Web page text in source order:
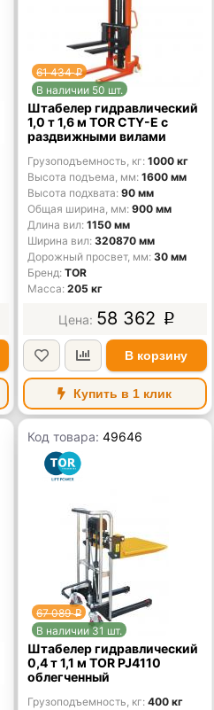
61 434p
В наличии 50 шт.
Штабелер гидравлический
1,0 т 1,6 м TOR CTY-E с
раздвижными вилами
Грузоподъемность, кг 1000 кг
Высота подъема, мм 1600 мм
Высота подхвата 90 мм
Общая ширина, мм 900 мм
Длина вил 1150 мм
Ширина вил 320870 мм
Дорожный просвет, мм 30 мм
Бренд TOR
Масса 205 кг
58 362 p
В корзину
Купить в 1 клик
Код товара:49646
67 089p
В наличии 31 шт.
Штабелер гидравлический
0,4 т 1,1 м TOR PJ4110
облегченный
Грузоподъемность, кг 400 кг